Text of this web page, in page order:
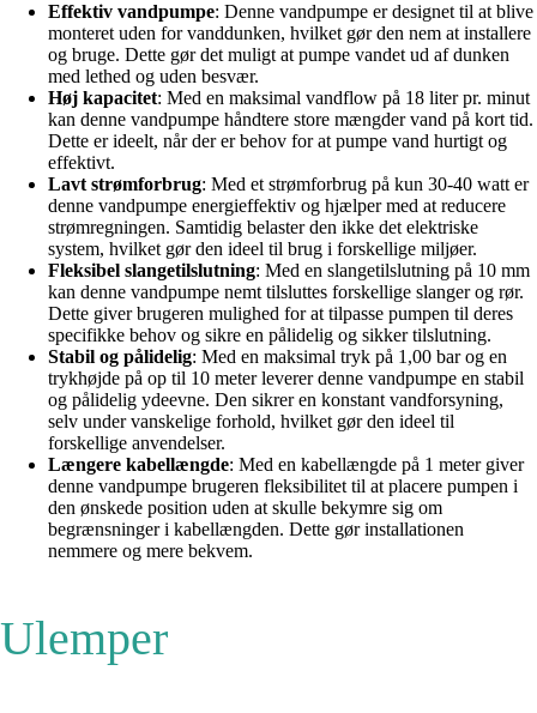
Effektiv vandpumpe: Denne vandpumpe er designet til at blive
monteret uden for vanddunken, hvilket gør den nem at installere
og bruge. Dette gør det muligt at pumpe vandet ud af dunken
med lethed og uden besvær.
Høj kapacitet: Med en maksimal vandflow på 18 liter pr. minut
kan denne vandpumpe håndtere store mængder vand på kort tid.
Dette er ideelt, når der er behov for at pumpe vand hurtigt og
effektivt.
Lavt strømforbrug: Med et strømforbrug på kun 30-40 watt er
denne vandpumpe energieffektiv og hjælper med at reducere
strømregningen. Samtidig belaster den ikke det elektriske
system, hvilket gør den ideel til brug i forskellige miljøer.
Fleksibel slangetilslutning: Med en slangetilslutning på 10 mm
kan denne vandpumpe nemt tilsluttes forskellige slanger og rør.
Dette giver brugeren mulighed for at tilpasse pumpen til deres
specifikke behov og sikre en pålidelig og sikker tilslutning.
Stabil og pålidelig: Med en maksimal tryk på 1,00 bar og en
trykhøjde på op til 10 meter leverer denne vandpumpe en stabil
og pålidelig ydeevne. Den sikrer en konstant vandforsyning,
selv under vanskelige forhold, hvilket gør den ideel til
forskellige anvendelser.
Længere kabellængde: Med en kabellængde på 1 meter giver
denne vandpumpe brugeren fleksibilitet til at placere pumpen i
den ønskede position uden at skulle bekymre sig om
begrænsninger i kabellængden. Dette gør installationen
nemmere og mere bekvem.
Ulemper